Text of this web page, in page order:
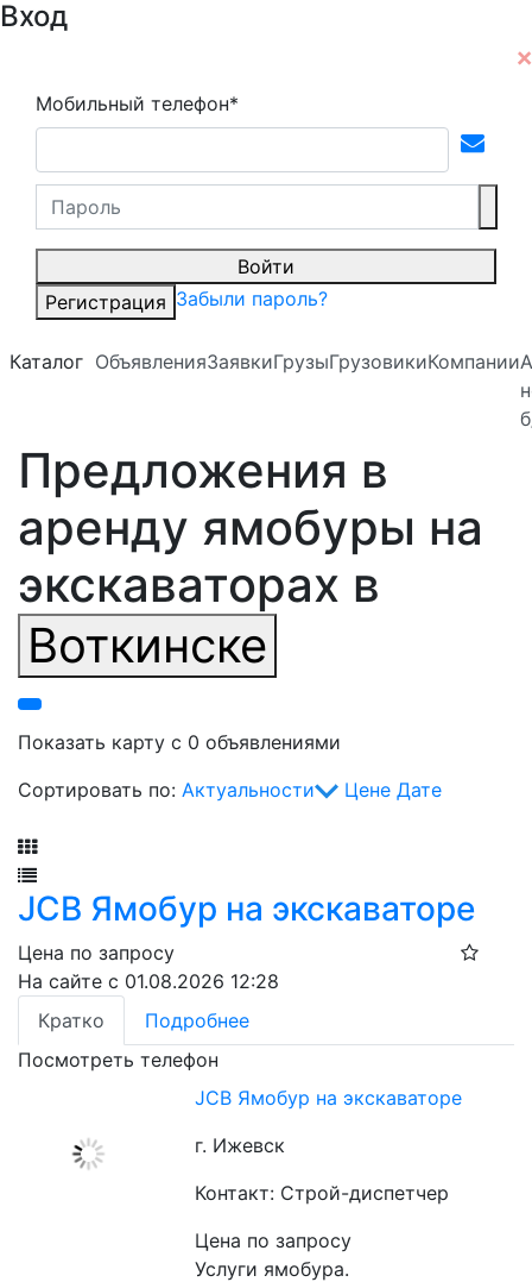
Вход
Мобильный телефон*
Войти
Регистрация Забыли пароль?
Каталог ОбъявленияЗаявкиГрузыГрузовикиКомпании
Предложения в
аренду ямобуры на
экскаваторах в
Воткинске
Показать карту с 0 объявлениями
Сортировать по: Актуальности Цене Дате
JCB Ямобур на экскаваторе
Цена по запросу
На сайте с 01.08.2026 12:28
Кратко
Подробнее
Посмотреть телефон
JCB Ямобур на экскаваторе
г. Ижевск
Контакт: Строй-диспетчер
Цена по запросу
Услуги ямобура.